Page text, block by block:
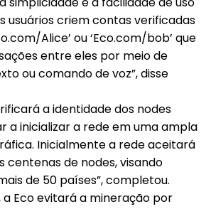
usuários criem contas verificadas
Alice’ ou ‘Eco.com/bob’ que
entre eles por meio de
ou comando de voz”, disse
a identidade dos nodes
a inicializar a rede em uma ampla
Inicialmente a rede aceitará
centenas de nodes, visando
de 50 países”, completou.
Eco evitará a mineração por